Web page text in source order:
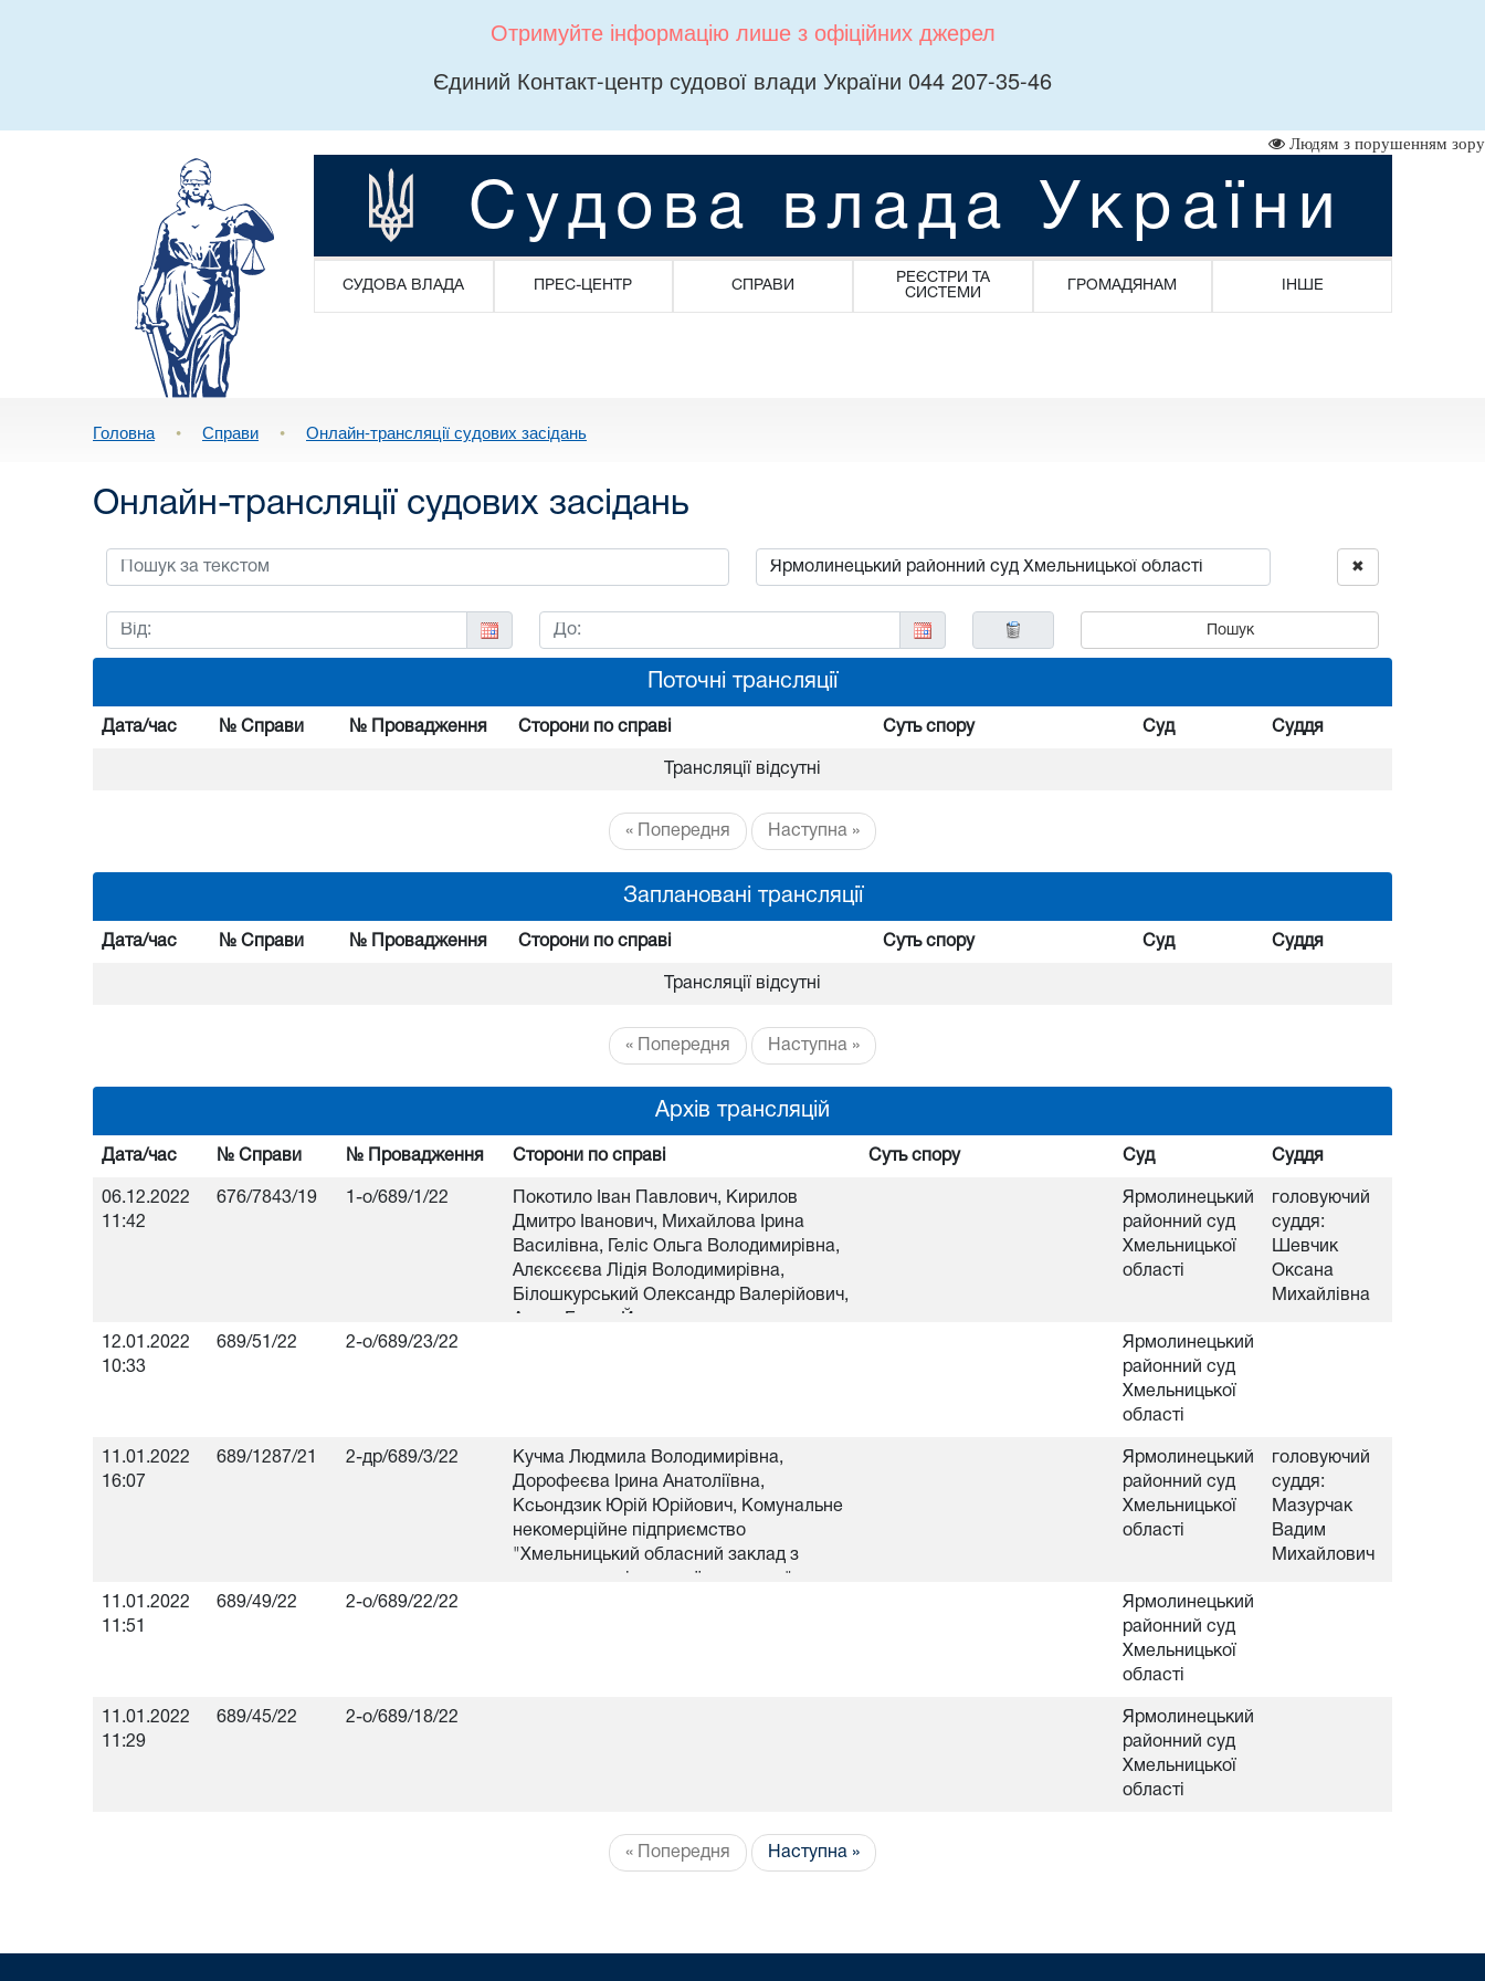
Отримуйте інформацію лише з офіційних джерел
Єдиний Контакт-центр судової влади України 044 207-35-46
Людям з порушенням зору
Судова влада України
СУДОВА ВЛАДА ПРЕС-ЦЕНТР СПРАВИ
РЕЄСТРИ ТА
СИСТЕМИ
ГРОМАДЯНАМ ІНШЕ
Головна • Справи • Онлайн-трансляції судових засідань
Онлайн-трансляції судових засідань
✖
Пошук
Поточні трансляції
Дата/час № Справи № Провадження Сторони по справі Суть спору Суд Суддя
Трансляції відсутні
« Попередня Наступна »
Заплановані трансляції
Дата/час № Справи № Провадження Сторони по справі Суть спору Суд Суддя
Трансляції відсутні
« Попередня Наступна »
Архів трансляцій
Дата/час № Справи № Провадження Сторони по справі Суть спору Суд Суддя
06.12.2022
11:42
676/7843/19 1-о/689/1/22
Покотило Іван Павлович, Кирилов
Дмитро Іванович, Михайлова Ірина
Василівна, Геліс Ольга Володимирівна,
Алєксєєва Лідія Володимирівна,
Білошкурський Олександр Валерійович,
Ярмолинецький
районний суд
Хмельницької
області
головуючий
суддя:
Шевчик
Оксана
Михайлівна
12.01.2022
10:33
689/51/22 2-о/689/23/22
Ярмолинецький
районний суд
Хмельницької
області
11.01.2022
16:07
689/1287/21 2-др/689/3/22
Кучма Людмила Володимирівна,
Дорофеєва Ірина Анатоліївна,
Ксьондзик Юрій Юрійович, Комунальне
некомерційне підприємство
"Хмельницький обласний заклад з
Ярмолинецький
районний суд
Хмельницької
області
головуючий
суддя:
Мазурчак
Вадим
Михайлович
11.01.2022
11:51
689/49/22 2-о/689/22/22
Ярмолинецький
районний суд
Хмельницької
області
11.01.2022
11:29
689/45/22 2-о/689/18/22
Ярмолинецький
районний суд
Хмельницької
області
« Попередня Наступна »